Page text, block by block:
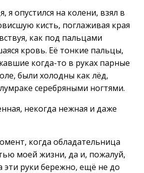
опустился на колени, взял в
кисть, поглаживая края
как под пальцами
кровь. Её тонкие пальцы,
когда-то в руках парные
были холодны как лёд,
серебряными ногтями.
некогда нежная и даже
когда обладательница
моей жизни, да и, пожалуй,
эти руки бережно, ещё не до